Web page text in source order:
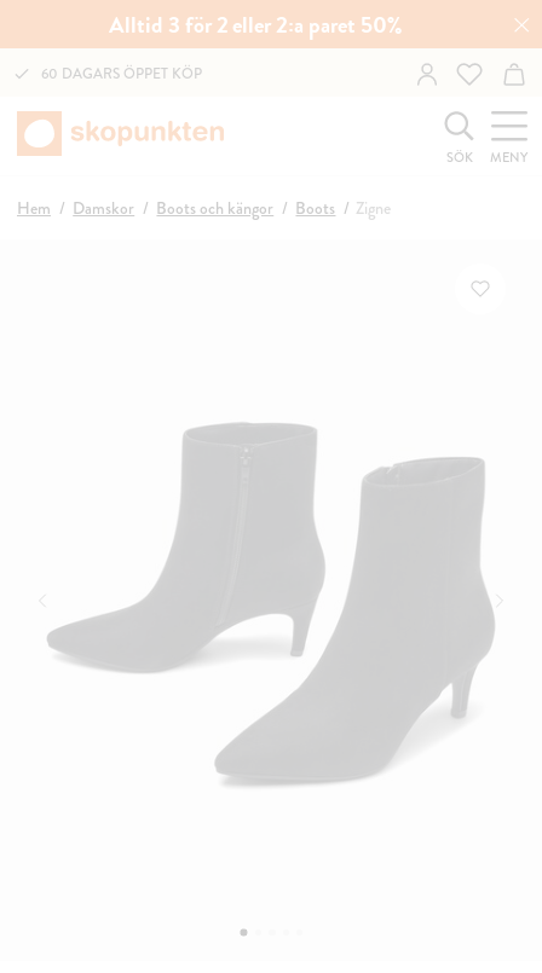
Alltid 3 för 2 eller 2:a paret 50%
60 DAGARS ÖPPET KÖP
SÖK MENY
Hem Damskor Boots och kängor Boots Zigne